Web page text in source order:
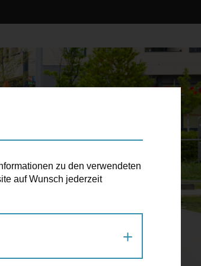
zu den verwendeten
auf Wunsch jederzeit